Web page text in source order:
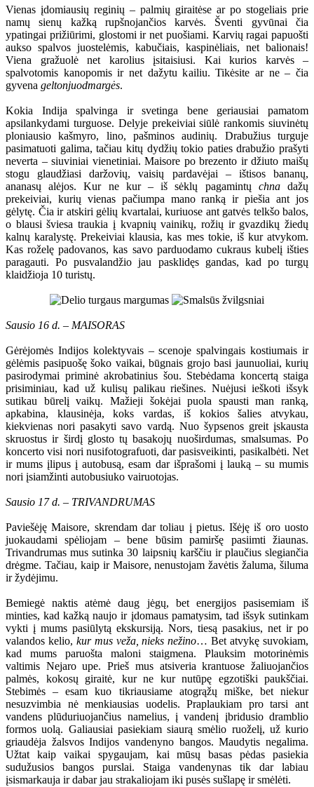
Vienas įdomiausių reginių – palmių giraitėse ar po stogeliais prie
namų sienų kažką rupšnojančios karvės. Šventi gyvūnai čia
ypatingai prižiūrimi, glostomi ir net puošiami. Karvių ragai papuošti
aukso spalvos juostelėmis, kabučiais, kaspinėliais, net balionais!
Viena gražuolė net karolius įsitaisiusi. Kai kurios karvės –
spalvotomis kanopomis ir net dažytu kailiu. Tikėsite ar ne – čia
gyvena geltonjuodmargės.
Kokia Indija spalvinga ir svetinga bene geriausiai pamatom
apsilankydami turguose. Delyje prekeiviai siūlė rankomis siuvinėtų
ploniausio kašmyro, lino, pašminos audinių. Drabužius turguje
pasimatuoti galima, tačiau kitų dydžių tokio paties drabužio prašyti
neverta – siuviniai vienetiniai. Maisore po brezento ir džiuto maišų
stogu glaudžiasi daržovių, vaisių pardavėjai – ištisos bananų,
ananasų alėjos. Kur ne kur – iš sėklų pagamintų chnadažų
prekeiviai, kurių vienas pačiumpa mano ranką ir piešia ant jos
gėlytę. Čia ir atskiri gėlių kvartalai, kuriuose ant gatvės telkšo balos,
o blausi šviesa traukia į kvapnių vainikų, rožių ir gvazdikų žiedų
kalnų karalystę. Prekeiviai klausia, kas mes tokie, iš kur atvykom.
Kas roželę padovanos, kas savo parduodamo cukraus kubelį išties
paragauti. Po pusvalandžio jau pasklidęs gandas, kad po turgų
klaidžioja 10 turistų.
Sausio 16 d. – MAISORAS
Gėrėjomės Indijos kolektyvais – scenoje spalvingais kostiumais ir
gėlėmis pasipuošę šoko vaikai, būgnais grojo basi jaunuoliai, kurių
pasirodymai priminė akrobatinius šou. Stebėdama koncertą staiga
prisiminiau, kad už kulisų palikau riešines. Nuėjusi ieškoti išsyk
sutikau būrelį vaikų. Mažieji šokėjai puola spausti man ranką,
apkabina, klausinėja, koks vardas, iš kokios šalies atvykau,
kiekvienas nori pasakyti savo vardą. Nuo šypsenos greit įskausta
skruostus ir širdį glosto tų basakojų nuoširdumas, smalsumas. Po
koncerto visi nori nusifotografuoti, dar pasisveikinti, pasikalbėti. Net
ir mums įlipus į autobusą, esam dar išprašomi į lauką – su mumis
nori įsiamžinti autobusiuko vairuotojas.
Sausio 17 d. – TRIVANDRUMAS
Paviešėję Maisore, skrendam dar toliau į pietus. Išėję iš oro uosto
juokaudami spėliojam – bene būsim pamiršę pasiimti žiaunas.
Trivandrumas mus sutinka 30 laipsnių karščiu ir plaučius slegiančia
drėgme. Tačiau, kaip ir Maisore, nenustojam žavėtis žaluma, šiluma
ir žydėjimu.
Bemiegė naktis atėmė daug jėgų, bet energijos pasisemiam iš
minties, kad kažką naujo ir įdomaus pamatysim, tad išsyk sutinkam
vykti į mums pasiūlytą ekskursiją. Nors, tiesą pasakius, net ir po
valandos kelio, kur mus veža, nieks nežino… Bet atvykę suvokiam,
kad mums paruošta maloni staigmena. Plauksim motorinėmis
valtimis Nejaro upe. Prieš mus atsiveria krantuose žaliuojančios
palmės, kokosų giraitė, kur ne kur nutūpę egzotiški paukščiai.
Stebimės – esam kuo tikriausiame atogrąžų miške, bet niekur
nesuzvimbia nė menkiausias uodelis. Praplaukiam pro tarsi ant
vandens plūduriuojančius namelius, į vandenį įbridusio dramblio
formos uolą. Galiausiai pasiekiam siaurą smėlio ruoželį, už kurio
griaudėja žalsvos Indijos vandenyno bangos. Maudytis negalima.
Užtat kaip vaikai spygaujam, kai mūsų basas pėdas pasiekia
sudužusios bangos purslai. Staiga vandenynas tik dar labiau
įsismarkauja ir dabar jau strakaliojam iki pusės sušlapę ir smėlėti.